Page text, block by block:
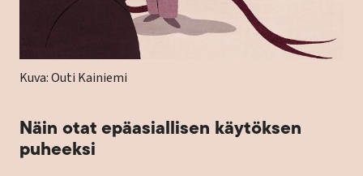
Kuva:Outi Kainiemi
Näin otat epäasiallisen käytöksen
puheeksi